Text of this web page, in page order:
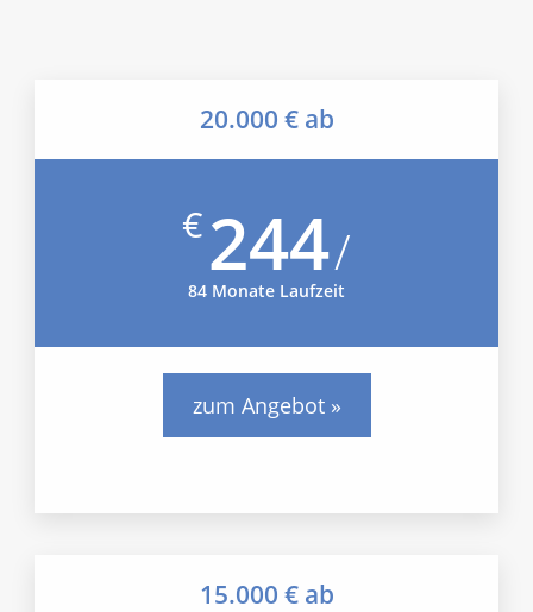
20.000 € ab
€244/
84 Monate Laufzeit
zum Angebot »
15.000 € ab